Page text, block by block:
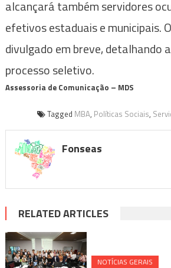
alcançará também servidores
efetivos estaduais e municipais.
divulgado em breve, detalhando
processo seletivo.
Assessoria de Comunicação – MDS
Tagged MBA, Políticas Sociais,
Fonseas
RELATED ARTICLES
NOTÍ­CIAS GERAIS